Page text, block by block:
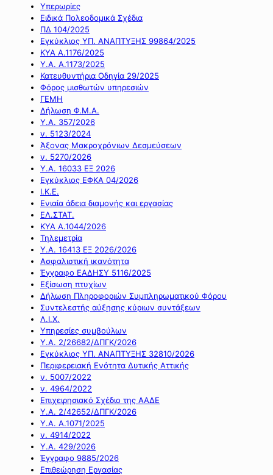
Υπερωρίες
Ειδικά Πολεοδομικά Σχέδια
ΠΔ 104/2025
Εγκύκλιος ΥΠ. ΑΝΑΠΤΥΞΗΣ 99864/2025
ΚΥΑ Α.1176/2025
Υ.Α. Α.1173/2025
Κατευθυντήρια Οδηγία 29/2025
Φόρος μισθωτών υπηρεσιών
ΓΕΜΗ
Δήλωση Φ.Μ.Α.
Υ.Α. 357/2026
ν. 5123/2024
Άξονας Μακροχρόνιων Δεσμεύσεων
ν. 5270/2026
Υ.Α. 16033 ΕΞ 2026
Εγκύκλιος ΕΦΚΑ 04/2026
Ι.Κ.Ε.
Ενιαία άδεια διαμονής και εργασίας
ΕΛ.ΣΤΑΤ.
ΚΥΑ Α.1044/2026
Τηλεμετρία
Υ.Α. 16413 ΕΞ 2026/2026
Ασφαλιστική ικανότητα
Έγγραφο ΕΑΔΗΣΥ 5116/2025
Εξίσωση πτυχίων
Δήλωση Πληροφοριών Συμπληρωματικού Φόρου
Συντελεστής αύξησης κύριων συντάξεων
Λ.Ι.Χ.
Υπηρεσίες συμβούλων
Υ.Α. 2/26682/ΔΠΓΚ/2026
Εγκύκλιος ΥΠ. ΑΝΑΠΤΥΞΗΣ 32810/2026
Περιφερειακή Ενότητα Δυτικής Αττικής
ν. 5007/2022
ν. 4964/2022
Επιχειρησιακό Σχέδιο της ΑΑΔΕ
Υ.Α. 2/42652/ΔΠΓΚ/2026
Υ.Α. Α.1071/2025
ν. 4914/2022
Υ.Α. 429/2026
Έγγραφο 9885/2026
Επιθεώρηση Εργασίας